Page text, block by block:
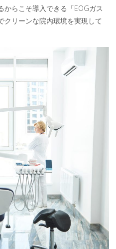
らこそ導入できる「EOGガス
クリーンな院内環境を実現して